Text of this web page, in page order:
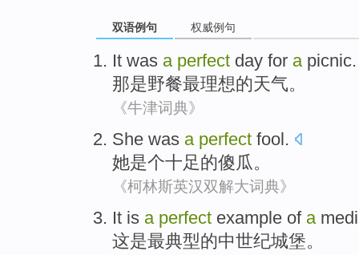
双语例句 权威例句
It was a perfect day for a picnic.
那是野餐最理想的天气。
《牛津词典》
She was a perfect fool.
她是个十足的傻瓜。
《柯林斯英汉双解大词典》
It is a perfect example of a
这是最典型的中世纪城堡。